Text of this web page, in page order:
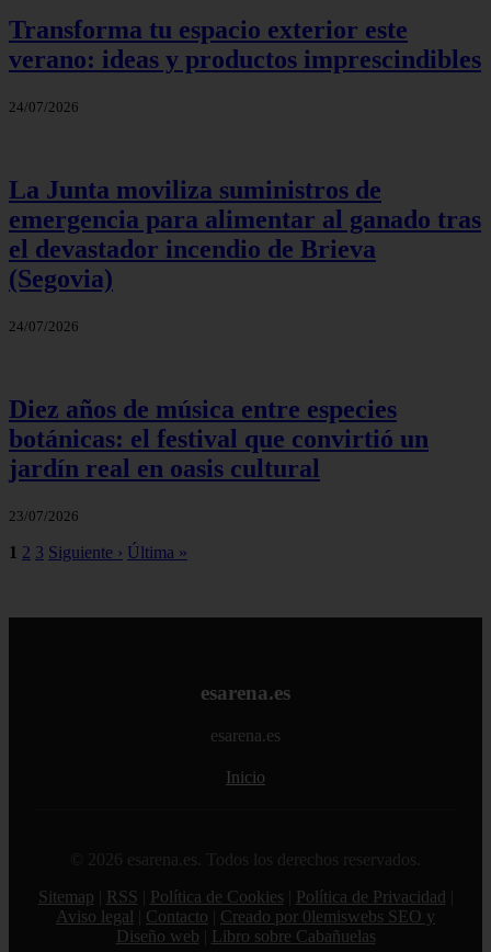
Transforma tu espacio exterior este
verano: ideas y productos imprescindibles
24/07/2026
La Junta moviliza suministros de
emergencia para alimentar al ganado tras
el devastador incendio de Brieva
(Segovia)
24/07/2026
Diez años de música entre especies
botánicas: el festival que convirtió un
jardín real en oasis cultural
23/07/2026
1 2 3 Siguiente › Última »
esarena.es
esarena.es
Inicio
© 2026 esarena.es. Todos los derechos reservados.
Sitemap
RSS Política de Cookies Política de Privacidad
Aviso legal
Contacto
Creado por 0lemiswebs SEO y
Diseño web
Libro sobre Cabañuelas